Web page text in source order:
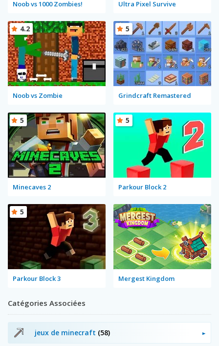
Noob vs 1000 Zombies! Ultra Pixel Survive
Noob vs Zombie
4.2
Grindcraft Remastered
5
Minecaves 2
5
Parkour Block 2
5
Parkour Block 3
5
Mergest Kingdom
Catégories Associées
jeux de minecraft (58)